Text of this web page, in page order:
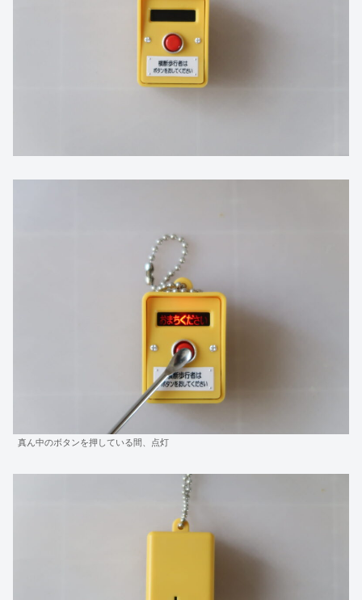
真ん中のボタンを押している間、点灯